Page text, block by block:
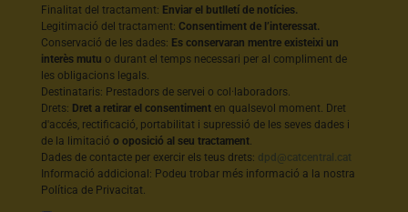
Finalitat del tractament: Enviar el butlletí de notícies.
Legitimació del tractament:Consentiment de l’interessat.
Conservació de les dades: Es conservaran mentre existeixi un
interès mutu o durant el temps necessari per al compliment de
les obligacions legals.
Destinataris: Prestadors de servei o col·laboradors.
Drets: Dret a retirar el consentiment en qualsevol moment. Dret
d'accés, rectificació, portabilitat i supressió de les seves dades i
de la limitacióo oposició al seu tractament
Dades de contacte per exercir els teus drets: dpd@catcentral.cat
Informació addicional: Podeu trobar més informació a la nostra
Política de Privacitat.